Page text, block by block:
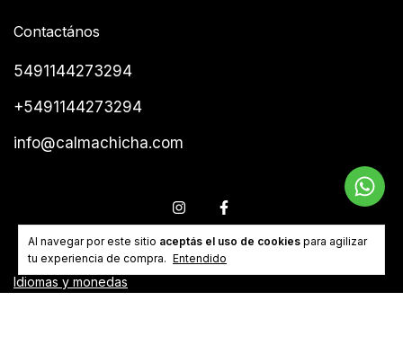
Al navegar por este sitio aceptás el uso de cookies para agilizar
tu experiencia de compra. Entendido
Contactános
5491144273294
+5491144273294
info@calmachicha.com
Idiomas y monedas